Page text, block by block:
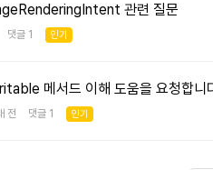
관련 질문
댓글 1 인기
메서드 이해 도움을 요청합니
전 댓글 1 인기